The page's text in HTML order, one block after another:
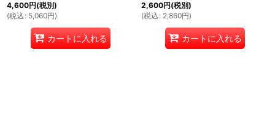
4,600円(税別)
(税込 : 5,060円)
カートに入れる
2,600円(税別)
(税込 : 2,860円)
カートに入れる